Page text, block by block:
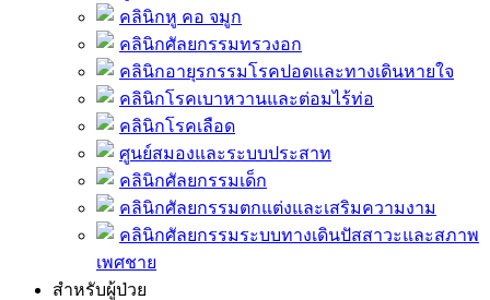
คลินิกหู คอ จมูก
คลินิกศัลยกรรมทรวงอก
คลินิกอายุรกรรมโรคปอดและทางเดินหายใจ
คลินิกโรคเบาหวานและต่อมไร้ท่อ
คลินิกโรคเลือด
ศูนย์สมองและระบบประสาท
คลินิกศัลยกรรมเด็ก
คลินิกศัลยกรรมตกแต่งและเสริมความงาม
คลินิกศัลยกรรมระบบทางเดินปัสสาวะและสภาพ
เพศชาย
สำหรับผู้ป่วย